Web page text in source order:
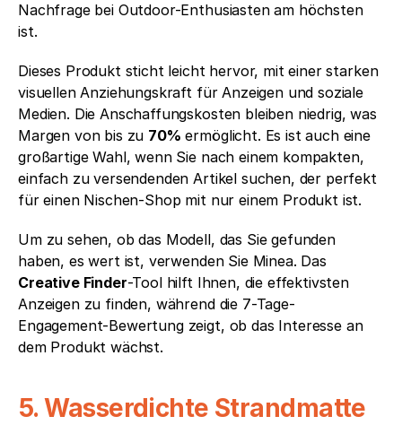
Nachfrage bei Outdoor-Enthusiasten am höchsten
ist.
Dieses Produkt sticht leicht hervor, mit einer starken
visuellen Anziehungskraft für Anzeigen und soziale
Medien. Die Anschaffungskosten bleiben niedrig, was
Margen von bis zu 70% ermöglicht. Es ist auch eine
großartige Wahl, wenn Sie nach einem kompakten,
einfach zu versendenden Artikel suchen, der perfekt
für einen Nischen-Shop mit nur einem Produkt ist.
Um zu sehen, ob das Modell, das Sie gefunden
Creative Finder-Tool hilft Ihnen, die effektivsten
Anzeigen zu finden, während die 7-Tage-
Engagement-Bewertung zeigt, ob das Interesse an
dem Produkt wächst.
5. Wasserdichte Strandmatte